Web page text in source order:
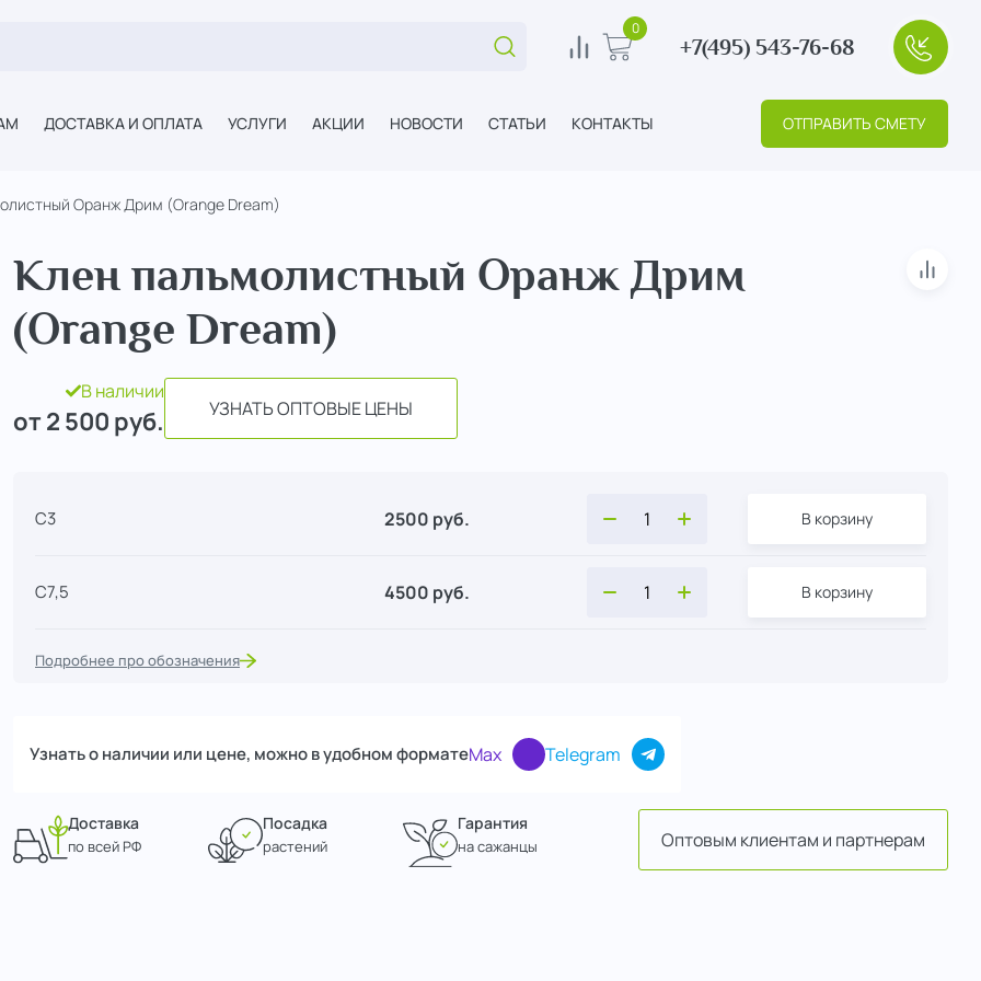
Поиск...
0 В корзину
0
+7(495) 543-76-68
ДОСТАВКА И ОПЛАТА УСЛУГИ АКЦИИ НОВОСТИ СТАТЬИ КОНТАКТЫ ОТПРАВИТЬ СМЕТУ
Оранж Дрим (Orange Dream)
Клен пальмолистный Оранж Дрим
(Orange Dream)
В
В наличии
от 2 500 руб. УЗНАТЬ ОПТОВЫЕ ЦЕНЫ
С3 2500 руб. В корзину
С7,5 4500 руб. В корзину
Подробнее про обозначения
Узнать о наличии или цене, можно в удобном форматеMax Telegram
Доставка
по всей РФ
Посадка
растений
Гарантия
на сажанцы Оптовым клиентам и партнерам